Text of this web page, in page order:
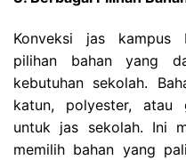
Konveksi jas kampus
pilihan bahan yang
kebutuhan sekolah.
katun, polyester, atau
untuk jas sekolah. Ini
memilih bahan yang